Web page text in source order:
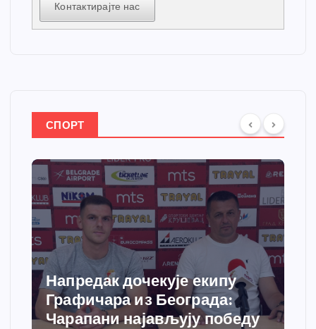
Контактирајте нас
СПОРТ
Спортски центар “Ћићевац”
добија савремени систем
грејања